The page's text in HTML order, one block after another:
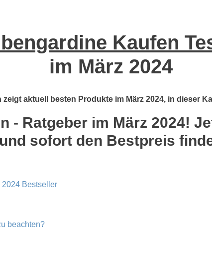
Kaufen
im März 2024
aktuell besten Produkte im März 2024, in dieser
- Ratgeber im März 2024!
und sofort den Bestpreis
2024 Bestseller
beachten?